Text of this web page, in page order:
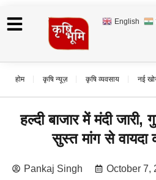
English
होम कृषि न्यूज़ कृषि व्यवसाय नई
हल्दी बाजार में मंदी जारी,
सुस्त मांग से वायदा
Pankaj Singh October 7,